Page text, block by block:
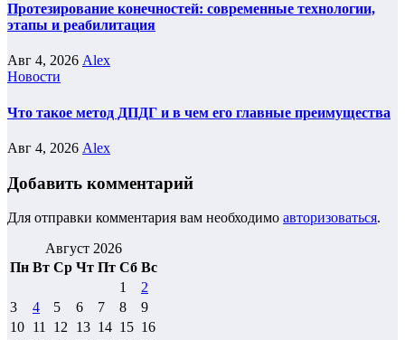
Протезирование конечностей: современные технологии,
этапы и реабилитация
Авг 4, 2026 Alex
Новости
Что такое метод ДПДГ и в чем его главные преимущества
Авг 4, 2026 Alex
Добавить комментарий
Для отправки комментария вам необходимо авторизоваться.
Август 2026
Пн Вт Ср Чт Пт Сб Вс
1
2
3
4 5 6 7 8
9
10 11 12 13 14 15 16